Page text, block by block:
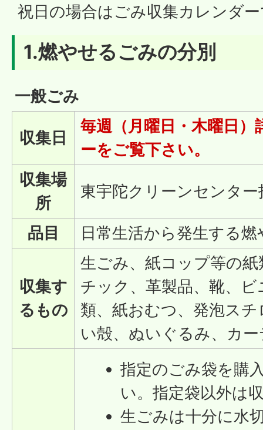
祝日の場合はごみ収集カレンダ
1.燃やせるごみの分別
一般ごみ
収集日
毎週（月曜日・木曜日
ーをご覧下さい。
収集場
所
東宇陀クリーンセンター
品目 日常生活から発生する
収集す
るもの
生ごみ、紙コップ等の
チック、革製品、靴、
類、紙おむつ、発泡ス
い殻、ぬいぐるみ、カ
指定のごみ袋を購
い。指定袋以外は
生ごみは十分に水